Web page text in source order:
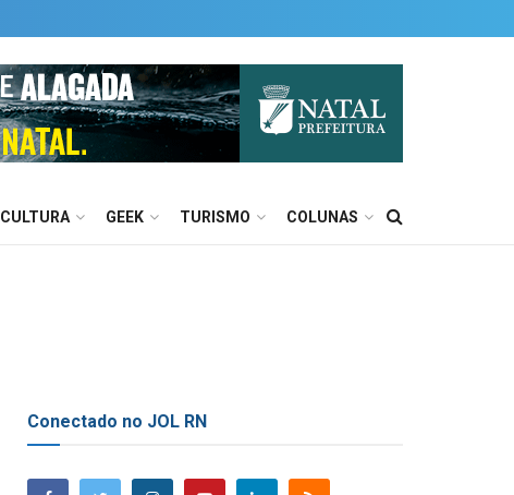
CULTURA GEEK TURISMO COLUNAS
Conectado no JOL RN